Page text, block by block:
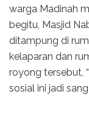
warga Madinah
begitu, Masjid
ditampung di
kelaparan dan
royong tersebut,
sosial ini jadi